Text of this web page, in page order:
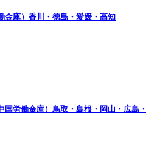
金庫）香川・徳島・愛媛・高知
国労働金庫）鳥取・島根・岡山・広島